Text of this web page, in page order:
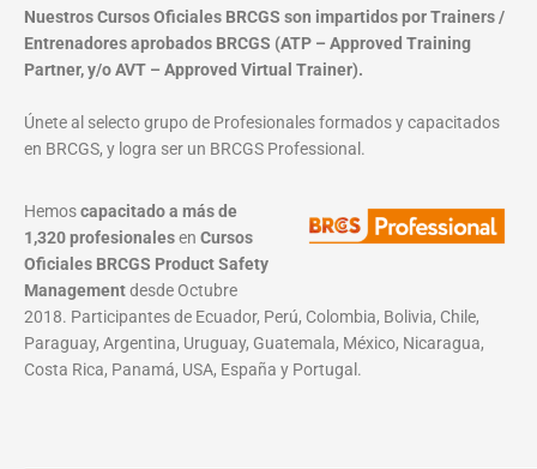
Nuestros Cursos Oficiales BRCGS son impartidos por Trainers /
Entrenadores aprobados BRCGS (ATP – Approved Training
Partner, y/o AVT – Approved Virtual Trainer).
Únete al selecto grupo de Profesionales formados y capacitados
en BRCGS, y logra ser un BRCGS Professional.
Hemoscapacitado a más de
1,320 profesionalesen Cursos
Oficiales BRCGS Product Safety
Managementdesde Octubre
2018. Participantes de Ecuador, Perú, Colombia, Bolivia, Chile,
Paraguay, Argentina, Uruguay, Guatemala, México, Nicaragua,
Costa Rica, Panamá, USA, España y Portugal.